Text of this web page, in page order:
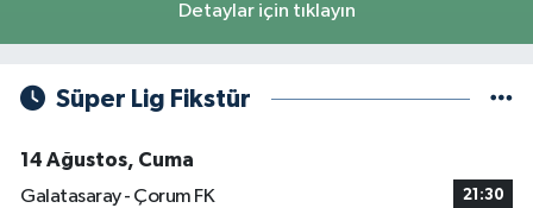
Detaylar için tıklayın
Süper Lig Fikstür
14 Ağustos, Cuma
Galatasaray - Çorum FK
21:30